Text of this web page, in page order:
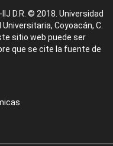
D.R. © 2018. Universidad
Coyoacán, C.
sitio web puede ser
que se cite la fuente de